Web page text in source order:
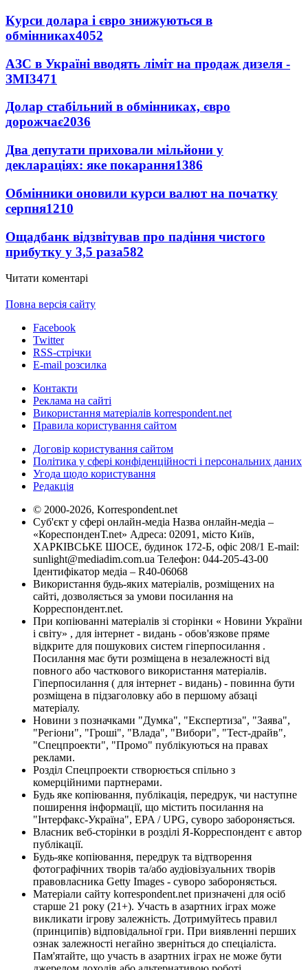
Курси долара і євро знижуються в
обмінниках4052
АЗС в Україні вводять ліміт на продаж дизеля -
ЗМІ3471
Долар стабільний в обмінниках, євро
дорожчає2036
Два депутати приховали мільйони у
деклараціях: яке покарання1386
Обмінники оновили курси валют на початку
серпня1210
Ощадбанк відзвітував про падіння чистого
прибутку у 3,5 раза582
Читати коментарі
Повна версія сайту
Facebook
Twitter
RSS-стрічки
E-mail розсилка
Контакти
Реклама на сайті
Використання матеріалів korrespondent.net
Правила користування сайтом
Договір користування сайтом
Політика у сфері конфіденційності і персональних даних
Угода щодо користування
Редакція
© 2000-2026, Korrespondent.net
Суб'єкт у сфері онлайн-медіа Назва онлайн-медіа –
«КореспонденТ.net» Адреса: 02091, місто Київ,
ХАРКІВСЬКЕ ШОСЕ, будинок 172-Б, офіс 208/1 E-mail:
sunlight@mediadim.com.ua Телефон: 044-205-43-00
Ідентифікатор медіа – R40-06068
Використання будь-яких матеріалів, розміщених на
сайті, дозволяється за умови посилання на
Корреспондент.net.
При копіюванні матеріалів зі сторінки « Новини України
і світу» , для інтернет - видань - обов'язкове пряме
відкрите для пошукових систем гіперпосилання .
Посилання має бути розміщена в незалежності від
повного або часткового використання матеріалів.
Гіперпосилання ( для інтернет - видань) - повинна бути
розміщена в підзаголовку або в першому абзаці
матеріалу.
Новини з позначками "Думка", "Експертиза", "Заява",
"Регіони", "Гроші", "Влада", "Вибори", "Тест-драйв",
"Спецпроекти", "Промо" публікуються на правах
реклами.
Розділ Спецпроекти створюється спільно з
комерційними партнерами.
Будь яке копіювання, публікація, передрук, чи наступне
поширення інформації, що містить посилання на
"Інтерфакс-Україна", EPA / UPG, суворо забороняється.
Власник веб-сторінки в розділі Я-Корреспондент є автор
публікації.
Будь-яке копіювання, передрук та відтворення
фотографічних творів та/або аудіовізуальних творів
правовласника Getty Images - суворо забороняється.
Матеріали сайту korrespondent.net призначені для осіб
старше 21 року (21+). Участь в азартних іграх може
викликати ігрову залежність. Дотримуйтесь правил
(принципів) відповідальної гри. При виявленні перших
ознак залежності негайно зверніться до спеціаліста.
Пам'ятайте, що участь в азартних іграх не може бути